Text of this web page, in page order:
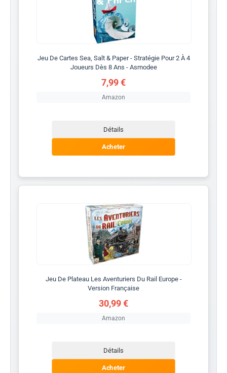
Jeu De Cartes Sea, Salt & Paper - Stratégie Pour 2 À 4
Joueurs Dès 8 Ans - Asmodee
7,99 €
Amazon
Détails
Acheter
Jeu De Plateau Les Aventuriers Du Rail Europe -
Version Française
30,99 €
Amazon
Détails
Acheter